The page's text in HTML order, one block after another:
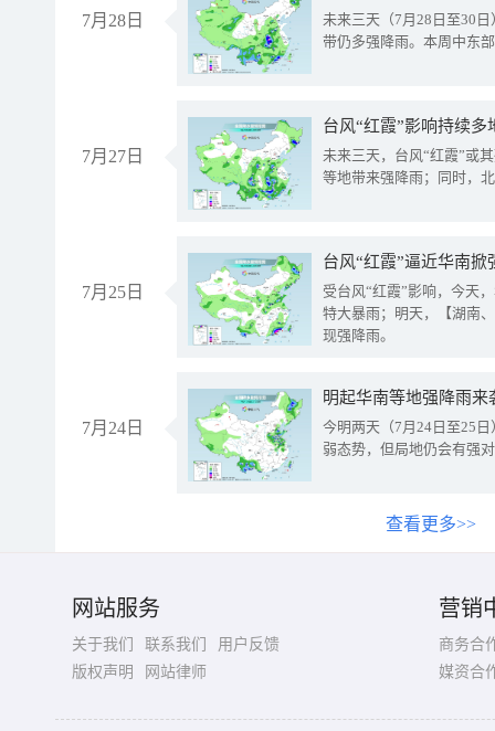
7月28日
未来三天（7月28日至30
带仍多强降雨。本周中东
7月27日
台风“红霞”影响持续
未来三天，台风“红霞”或
等地带来强降雨；同时，
7月25日
台风“红霞”逼近华南
受台风“红霞”影响，今天
特大暴雨；明天，【湖南
现强降雨。
7月24日
明起华南等地强降雨
今明两天（7月24日至25
弱态势，但局地仍会有强
查看更多>>
网站服务
关于我们 联系我们
用户反馈
版权声明
网站律师
营销
商务合
媒资合